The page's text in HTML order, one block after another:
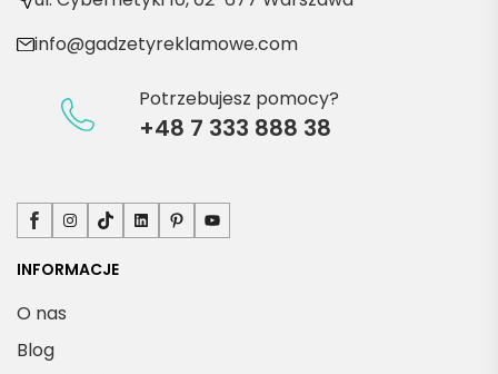
info@gadzetyreklamowe.com
Potrzebujesz pomocy?
+48 7 333 888 38
Facebook
Instagram
TikTokLinkedInPinterestYouTube
INFORMACJE
O nas
Blog